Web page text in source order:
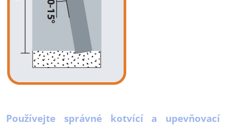
Používejte správné kotvící a upevňovací